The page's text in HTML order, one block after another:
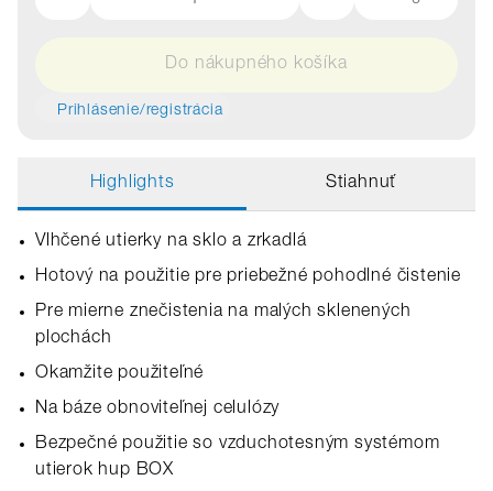
Do nákupného košíka
Prihlásenie/registrácia
Highlights Stiahnuť
Vlhčené utierky na sklo a zrkadlá
Hotový na použitie pre priebežné pohodlné čistenie
Pre mierne znečistenia na malých sklenených
plochách
Okamžite použiteľné
Na báze obnoviteľnej celulózy
Bezpečné použitie so vzduchotesným systémom
utierok hup BOX